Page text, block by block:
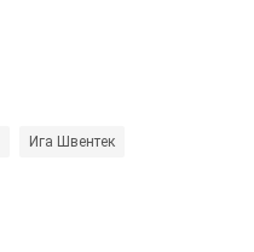
Ига Швентек